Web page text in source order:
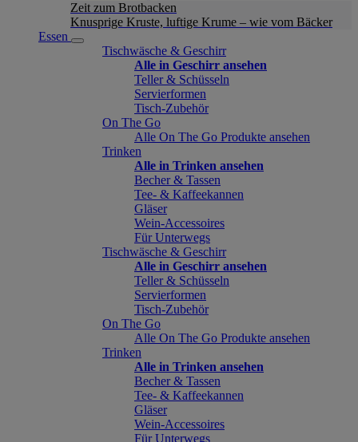
Zeit zum Brotbacken
Knusprige Kruste, luftige Krume – wie vom Bäcker
Essen
Tischwäsche & Geschirr
Alle in Geschirr ansehen
Teller & Schüsseln
Servierformen
Tisch-Zubehör
On The Go
Alle On The Go Produkte ansehen
Trinken
Alle in Trinken ansehen
Becher & Tassen
Tee- & Kaffeekannen
Gläser
Wein-Accessoires
Für Unterwegs
Tischwäsche & Geschirr
Alle in Geschirr ansehen
Teller & Schüsseln
Servierformen
Tisch-Zubehör
On The Go
Alle On The Go Produkte ansehen
Trinken
Alle in Trinken ansehen
Becher & Tassen
Tee- & Kaffeekannen
Gläser
Wein-Accessoires
Für Unterwegs